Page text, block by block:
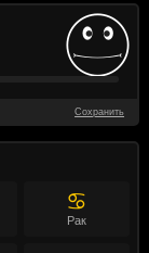
Сохранить
♋
Рак